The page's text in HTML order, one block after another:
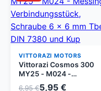
VITTORAZI MOTORS
Vittorazi Cosmos 300
MY25 - M024 -
Messing
6,95 €5,95 €